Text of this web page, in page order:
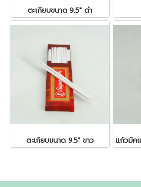
ตะเกียบขนาด 9.5" ดำ
ตะเกียบขนาด 9.5" ขาว